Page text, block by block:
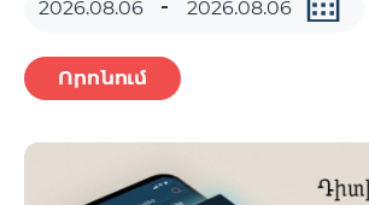
Որոնում